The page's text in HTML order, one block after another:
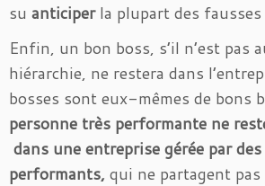
su anticiperla plupart des fausses
Enfin, un bon boss, s’il n’est pas
hiérarchie, ne restera dans
bosses sont eux-mêmes de bons
personne très performante ne
dans une entreprise gérée par
performants, qui ne partagent pas